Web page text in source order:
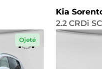
Ojeté
Kia
2.2 CRDi